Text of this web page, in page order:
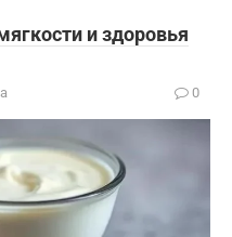
и здоровья
0